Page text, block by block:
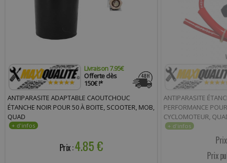
Livraison 7.95€
Offerte dès
150€ !*
ANTIPARASITE ADAPTABLE CAOUTCHOUC
ÉTANCHE NOIR POUR 50 À BOITE, SCOOTER, MOB,
QUAD
Prix :4.85 €
ANTIPARASITE
PERFORMANCE
CYCLOMOTEUR,
PRIX SPÉCIAL !
Prix